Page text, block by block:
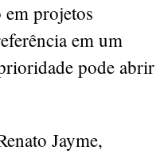
em projetos
em um
pode abrir
Jayme,